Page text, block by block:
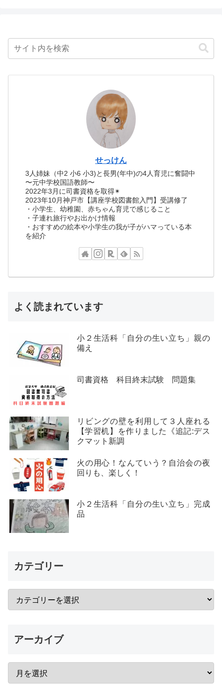
せっけん
3人姉妹（中2 小6 小3)と長男(年中)の4人育児に奮闘中
〜元中学校国語教師〜
2022年3月に司書資格を取得✴︎
2023年10月神戸市【講座学校図書館入門】受講修了
・小学生、幼稚園、赤ちゃん育児で感じること
・子連れ旅行やお出かけ情報
・おすすめの絵本や小学生の我が子がハマっている本
を紹介
よく読まれています
小２生活科「自分の生い立ち」親の
備え
司書資格 科目終末試験 問題集
リビングの壁を利用して３人座れる
【学習机】を作りました《追記:デス
クマット新調
火の用心！なんていう？自治会の夜
回りも、楽しく！
小２生活科「自分の生い立ち」完成
品
カテゴリー
アーカイブ